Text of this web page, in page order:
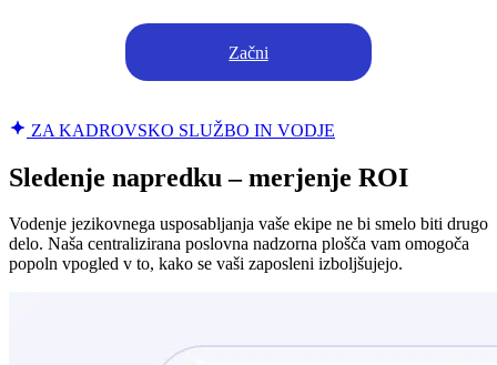
Začni
ZA KADROVSKO SLUŽBO IN VODJE
Sledenje napredku – merjenje ROI
Vodenje jezikovnega usposabljanja vaše ekipe ne bi smelo biti drugo
delo. Naša centralizirana poslovna nadzorna plošča vam omogoča
popoln vpogled v to, kako se vaši zaposleni izboljšujejo.